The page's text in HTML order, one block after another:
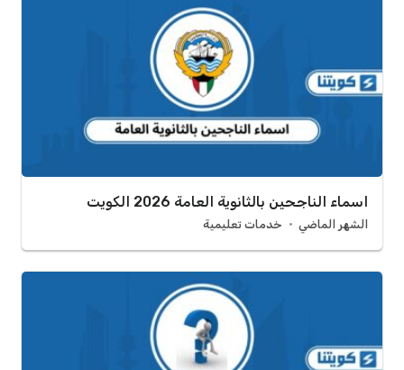
اسماء الناجحين بالثانوية العامة 2026 الكويت
الشهر الماضي خدمات تعليمية